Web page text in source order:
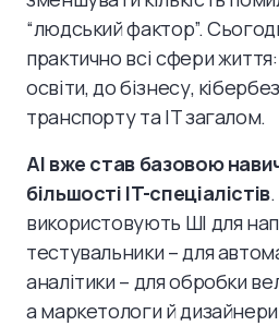
“людський фактор”.
практично всі сфери
освіти, до бізнесу,
транспорту та IT загалом.
AI вже став базовою
більшості IT-спеціалістів
використовують ШІ для
тестувальники – для
аналітики – для обробки
а маркетологи й